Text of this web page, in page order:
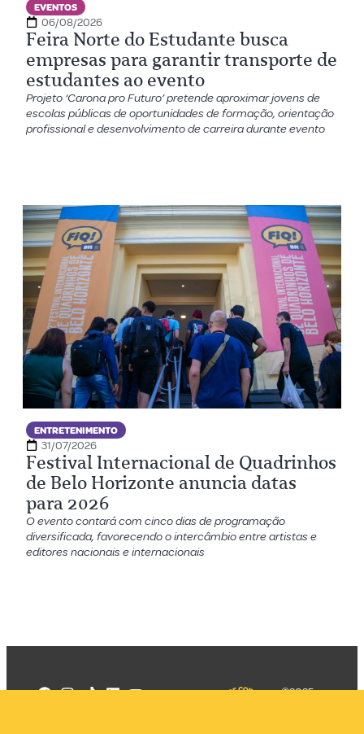
EVENTOS
06/08/2026
Feira Norte do Estudante busca
empresas para garantir transporte de
estudantes ao evento
Projeto ‘Carona pro Futuro’ pretende aproximar jovens de
escolas públicas de oportunidades de formação, orientação
profissional e desenvolvimento de carreira durante evento
ENTRETENIMENTO
31/07/2026
Festival Internacional de Quadrinhos
de Belo Horizonte anuncia datas
para 2026
O evento contará com cinco dias de programação
diversificada, favorecendo o intercâmbio entre artistas e
editores nacionais e internacionais
©2025